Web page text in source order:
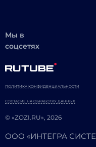
Мы в
соцсетях
© «ZOZI.RU», 2026
ПОЛИТИКА КОНФИДЕНЦИАЛЬНОСТИ
СОГЛАСИЕ НА ОБРАБОТКУ ДАННЫХ
ООО «ИНТЕГРА